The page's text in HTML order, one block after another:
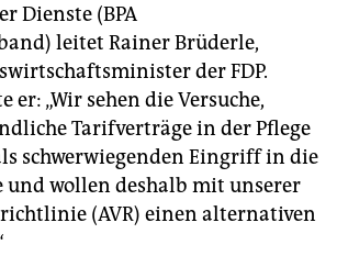
Dienste (BPA
leitet Rainer Brüderle,
der FDP.
„Wir sehen die Versuche,
Tarifverträge in der Pflege
schwerwiegenden Eingriff in die
wollen deshalb mit unserer
(AVR) einen alternativen